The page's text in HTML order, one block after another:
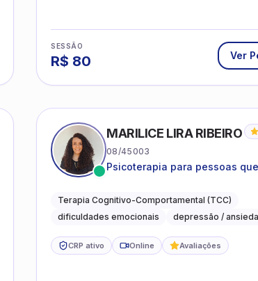
SESSÃO
R$ 80 Ver
MARILICE LIRA RIBEIRO
08/45003
Psicoterapia para pessoas que
lidar com as dificuldades do
dia
Terapia Cognitivo-Comportamental (TCC)
dificuldades emocionais
depressão /
CRP ativo Online Avaliações